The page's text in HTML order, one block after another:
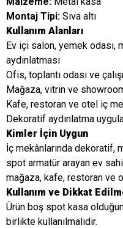
Montaj Tipi: Sıva altı
Kullanım Alanları
Ev içi salon, yemek odası,
aydınlatması
Ofis, toplantı odası ve
Mağaza, vitrin ve
Kafe, restoran ve otel iç
Dekoratif aydınlatma
Kimler İçin Uygun
İç mekânlarında dekoratif,
spot armatür arayan ev
mağaza, kafe, restoran ve
Kullanım ve Dikkat
Ürün boş spot kasa
birlikte kullanılmalıdır.